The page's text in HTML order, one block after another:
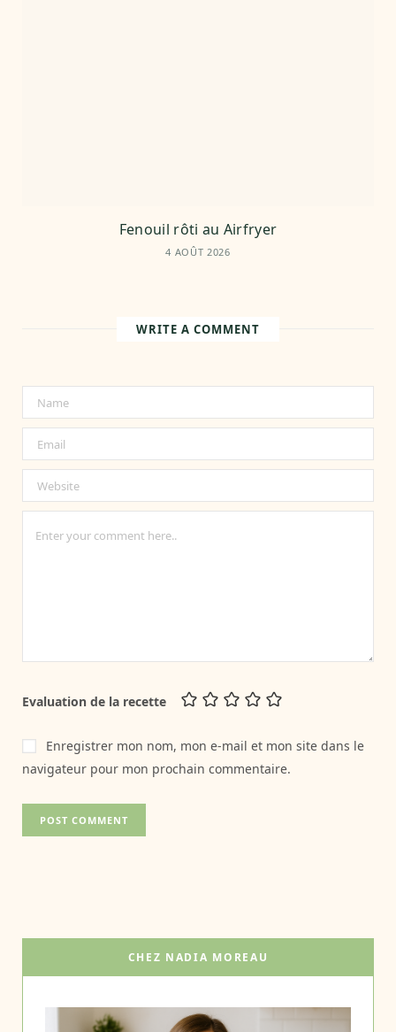
Fenouil rôti au Airfryer
4 AOÛT 2026
WRITE A COMMENT
Evaluation de la recette
Enregistrer mon nom, mon e-mail et mon site dans le
navigateur pour mon prochain commentaire.
CHEZ NADIA MOREAU